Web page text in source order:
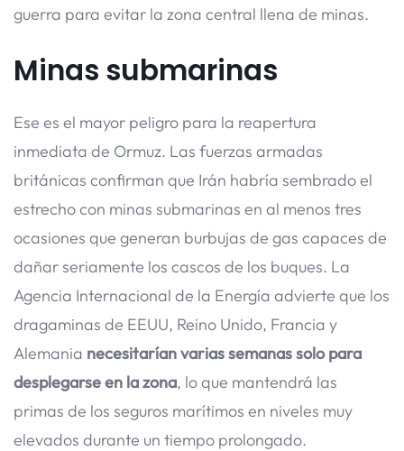
guerra para evitar la zona central llena de minas.
Minas submarinas
Ese es el mayor peligro para la reapertura
inmediata de Ormuz. Las fuerzas armadas
británicas confirman que Irán habría sembrado el
estrecho con minas submarinas en al menos tres
ocasiones que generan burbujas de gas capaces de
dañar seriamente los cascos de los buques. La
Agencia Internacional de la Energía advierte que los
dragaminas de EEUU, Reino Unido, Francia y
Alemania necesitarían varias semanas solo para
desplegarse en la zona, lo que mantendrá las
primas de los seguros marítimos en niveles muy
elevados durante un tiempo prolongado.